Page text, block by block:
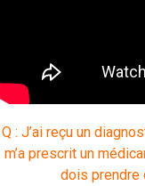
Q : J’ai reçu un
m’a prescrit un
dois prendre